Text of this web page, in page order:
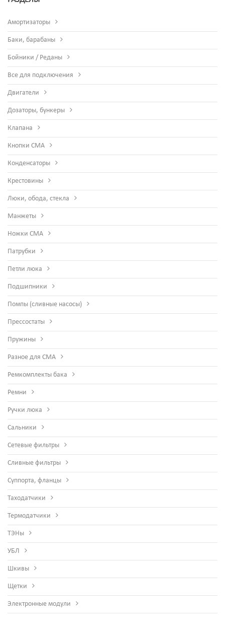
Амортизаторы
Баки, барабаны
Бойники / Реданы
Все для подключения
Двигатели
Дозаторы, бункеры
Клапана
Кнопки СМА
Конденсаторы
Крестовины
Люки, обода, стекла
Манжеты
Ножки СМА
Патрубки
Петли люка
Подшипники
Помпы (сливные насосы)
Прессостаты
Пружины
Разное для СМА
Ремкомплекты бака
Ремни
Ручки люка
Сальники
Сетевые фильтры
Сливные фильтры
Суппорта, фланцы
Таходатчики
Термодатчики
ТЭНы
УБЛ
Шкивы
Щетки
Электронные модули